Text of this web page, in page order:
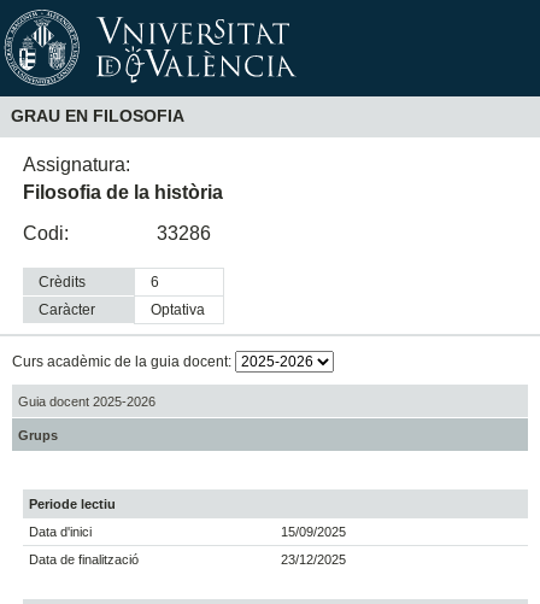
GRAU EN FILOSOFIA
Assignatura:
Filosofia de la història
Codi:
33286
Crèdits
6
Caràcter
optativa
Curs acadèmic de la guia docent:
Guia docent 2025-2026
Grups
Periode lectiu
Data d'inici
15/09/2025
Data de finalització
23/12/2025